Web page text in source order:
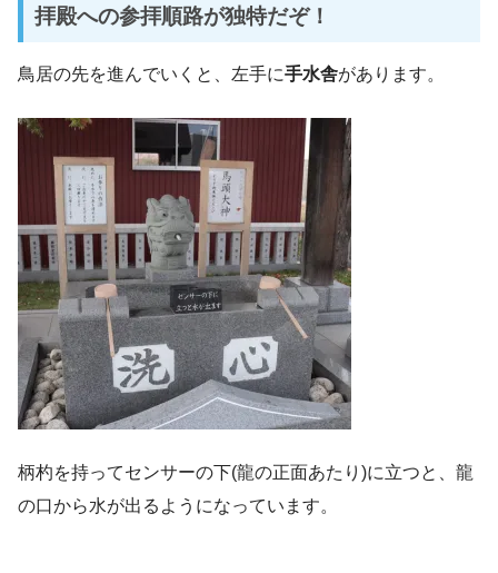
拝殿への参拝順路が独特だぞ！
鳥居の先を進んでいくと、左手に手水舎があります。
柄杓を持ってセンサーの下(龍の正面あたり)に立つと、龍
の口から水が出るようになっています。